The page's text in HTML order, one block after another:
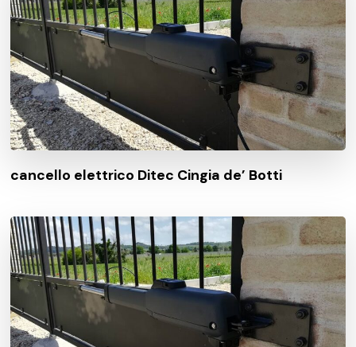
cancello elettrico Ditec Cingia de’ Botti